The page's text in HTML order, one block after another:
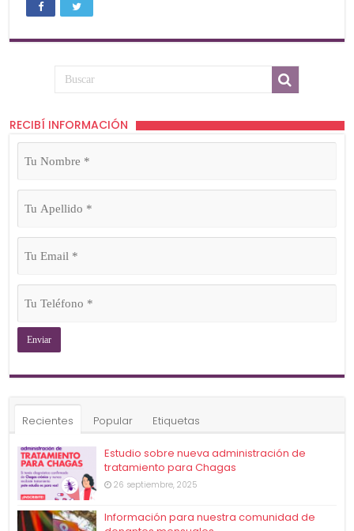
RECIBÍ INFORMACIÓN
Nombre
Apellido
Email
Teléfono
Recientes Popular Etiquetas
Estudio sobre nueva administración de
tratamiento para Chagas
26 septiembre, 2025
Información para nuestra comunidad de